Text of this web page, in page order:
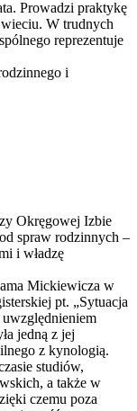
Prowadzi praktykę
W trudnych
reprezentuje
i
Okręgowej Izbie
spraw rodzinnych –
i władzę
Mickiewicza w
pt. „Sytuacja
jedną z jej
z kynologią.
studiów,
a także w
czemu poza